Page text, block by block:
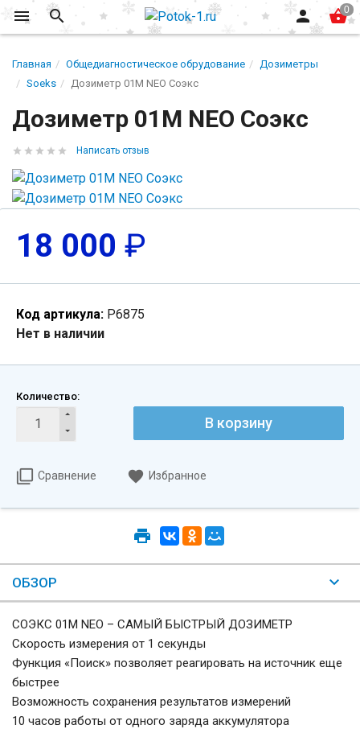
Главная Общедиагностическое обрудование
Дозиметры
Soeks
Дозиметр 01M NEO Соэкс
Дозиметр 01M NEO Соэкс
Написать отзыв
18 000 ₽
Код артикула: Р6875
Нет в наличии
Количество:
В корзину
Сравнение Избранное
ОБЗОР
СОЭКС 01М NEO – САМЫЙ БЫСТРЫЙ ДОЗИМЕТР
Скорость измерения от 1 секунды
Функция «Поиск» позволяет реагировать на источник еще
быстрее
Возможность сохранения результатов измерений
10 часов работы от одного заряда аккумулятора